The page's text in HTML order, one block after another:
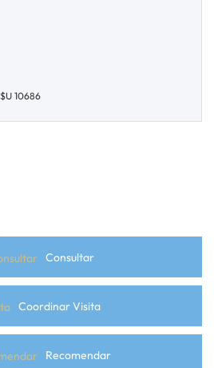
$U 10686
Consultar
Coordinar Visita
Recomendar